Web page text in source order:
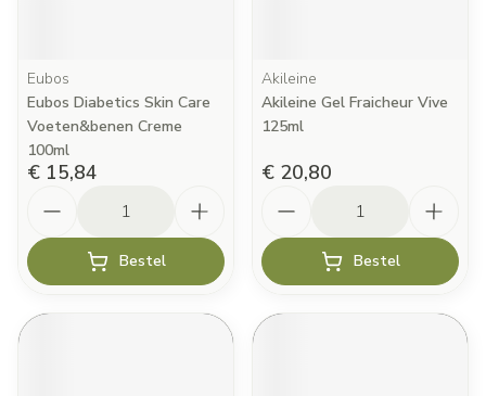
Eubos
Eubos Diabetics Skin Care
Voeten&benen Creme
100ml
€ 15,84
Bestel
Akileine
Akileine Gel Fraicheur Vive
125ml
€ 20,80
Bestel